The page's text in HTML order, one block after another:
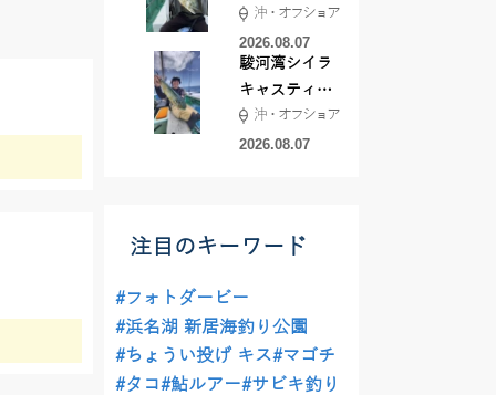
キャスティン
グ行ってきま
した！！
沖・オフショア
2026.08.07
駿河湾シイラ
キャスティン
グ行ってきま
した！
沖・オフショア
2026.08.07
注目のキーワード
#フォトダービー
#浜名湖 新居海釣り公園
#ちょうい投げ キス#マゴチ
#タコ#鮎ルアー#サビキ釣り